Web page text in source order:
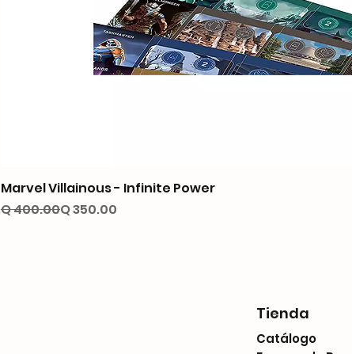
Marvel Villainous - Infinite Power
Precio
Q 400.00
Precio de oferta
Q 350.00
Tienda
Catálogo